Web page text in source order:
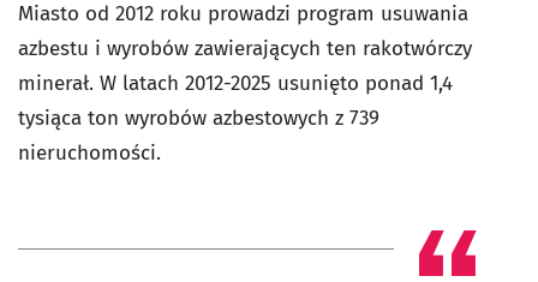
Miasto od 2012 roku prowadzi program usuwania
azbestu i wyrobów zawierających ten rakotwórczy
minerał. W latach 2012-2025 usunięto ponad 1,4
tysiąca ton wyrobów azbestowych z 739
nieruchomości.